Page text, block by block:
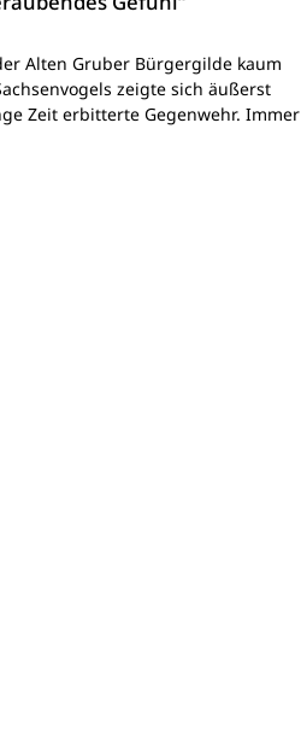
Alten Gruber Bürgergilde kaum
zeigte sich äußerst
Zeit erbitterte Gegenwehr. Immer